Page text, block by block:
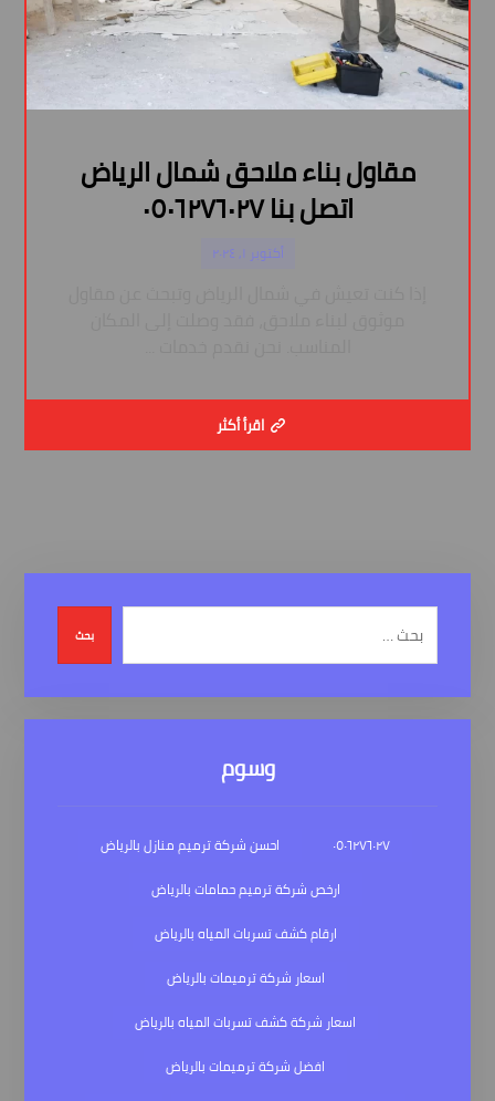
مقاول بناء ملاحق شمال الرياض
اتصل بنا ٠٥٠٦٢٧٦٠٢٧
أكتوبر ١, ٢٠٢٤
اقرأ أكثر
بحث
وسوم
٠٥٠٦٢٧٦٠٢٧
احسن شركة ترميم منازل بالرياض
ارخص شركة ترميم حمامات بالرياض
ارقام كشف تسربات المياه بالرياض
اسعار شركة ترميمات بالرياض
اسعار شركة كشف تسربات المياه بالرياض
افضل شركة ترميمات بالرياض